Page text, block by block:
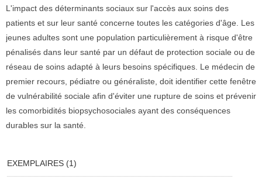
L'impact des déterminants sociaux sur l'accès aux soins des
patients et sur leur santé concerne toutes les catégories d'âge. Les
jeunes adultes sont une population particulièrement à risque d'être
pénalisés dans leur santé par un défaut de protection sociale ou de
réseau de soins adapté à leurs besoins spécifiques. Le médecin de
premier recours, pédiatre ou généraliste, doit identifier cette fenêtre
de vulnérabilité sociale afin d'éviter une rupture de soins et prévenir
les comorbidités biopsychosociales ayant des conséquences
durables sur la santé.
EXEMPLAIRES (1)